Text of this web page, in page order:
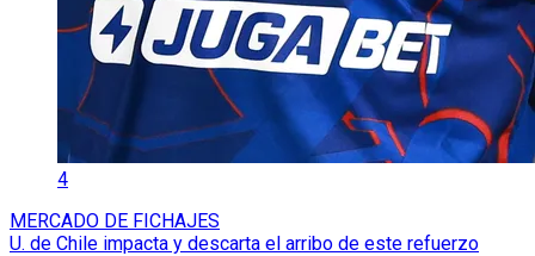
4
MERCADO DE FICHAJES
U. de Chile impacta y descarta el arribo de este refuerzo